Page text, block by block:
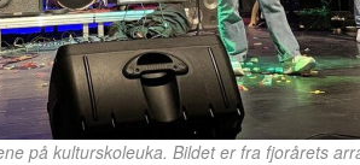
på kulturskoleuka. Bildet er fra fjorårets